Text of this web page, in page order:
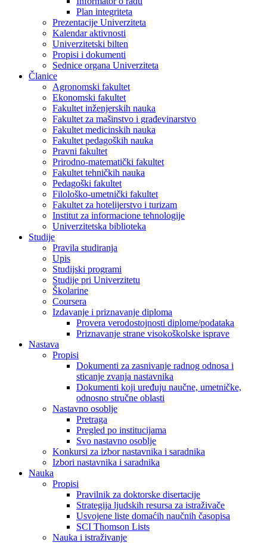
Plan integriteta
Prezentacije Univerziteta
Kalendar aktivnosti
Univerzitetski bilten
Propisi i dokumenti
Sednice organa Univerziteta
Članice
Agronomski fakultet
Ekonomski fakultet
Fakultet inženjerskih nauka
Fakultet za mašinstvo i građevinarstvo
Fakultet medicinskih nauka
Fakultet pedagoških nauka
Pravni fakultet
Prirodno-matematički fakultet
Fakultet tehničkih nauka
Pedagoški fakultet
Filološko-umetnički fakultet
Fakultet za hotelijerstvo i turizam
Institut za informacione tehnologije
Univerzitetska biblioteka
Studije
Pravila studiranja
Upis
Studijski programi
Studije pri Univerzitetu
Školarine
Coursera
Izdavanje i priznavanje diploma
Provera verodostojnosti diplome/podataka
Priznavanje strane visokoškolske isprave
Nastava
Propisi
Dokumenti za zasnivanje radnog odnosa i
sticanje zvanja nastavnika
Dokumenti koji uređuju naučne, umetničke,
odnosno stručne oblasti
Nastavno osoblje
Pretraga
Pregled po institucijama
Svo nastavno osoblje
Konkursi za izbor nastavnika i saradnika
Izbori nastavnika i saradnika
Nauka
Propisi
Pravilnik za doktorske disertacije
Strategija ljudskih resursa za istraživače
Usvojene liste domaćih naučnih časopisa
SCI Thomson Lists
Nauka i istraživanje